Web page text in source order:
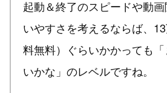
起動＆終了のスピードや動
いやすさを考えるならば、
料無料）ぐらいかかっても
いかな」のレベルですね。